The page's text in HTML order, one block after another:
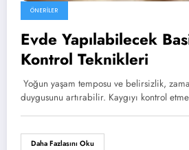
ÖNERILER
Evde Yapılabilecek
Kontrol
Yoğun yaşam temposu ve belirsizlik,
duygusunu artırabilir. Kaygıyı kontrol
Daha Fazlasını Oku